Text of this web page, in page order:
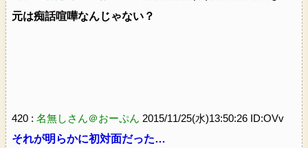
元は痴話喧嘩なんじゃない？
420 : 名無しさん＠おーぷん 2015/11/25(水)13:50:26 ID:OVv
それが明らかに初対面だった…